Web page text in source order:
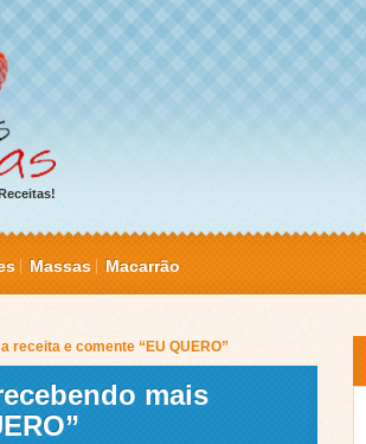
Massas Macarrão
receita e comente “EU QUERO”
mais